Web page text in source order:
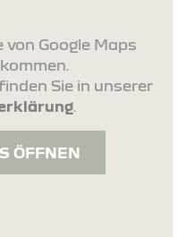
Google Maps
Sie in unserer
.
ÖFFNEN